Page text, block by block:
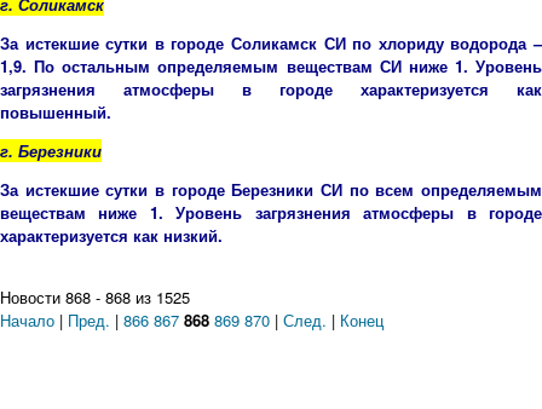
За истекшие сутки в городе Соликамск СИ по хлориду водорода –
1,9. По остальным определяемым веществам СИ ниже 1. Уровень
загрязнения атмосферы в городе характеризуется как
повышенный.
г. Березники
За истекшие сутки в городе Березники СИ по всем определяемым
веществам ниже 1. Уровень загрязнения атмосферы в городе
характеризуется как низкий.
Новости 868 - 868 из 1525
Начало | Пред. | 866 867 868 869 870 | След. | Конец